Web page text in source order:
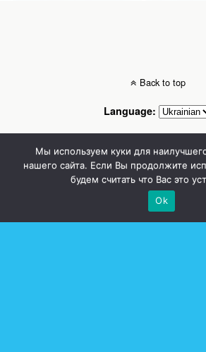
Back to top
Language:
Mobile
Стоматолог Сумы, стоматологические клиники
Сумах. | Частная
Мы используем куки для
нашего сайта. Если Вы продолжите
будем считать что Вас это
Ok